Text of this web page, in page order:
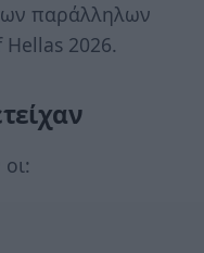
παράλληλων
2026.